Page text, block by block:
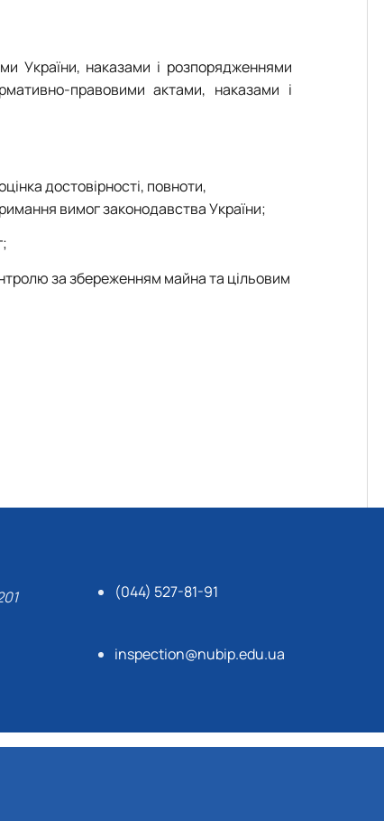
України, наказами і розпорядженнями
правовими актами, наказами і
достовірності, повноти,
вимог законодавства України;
за збереженням майна та цільовим
(044) 527-81-91
inspection@nubip.edu.ua